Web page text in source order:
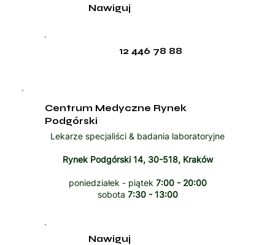
12 446 78 88
Nawiguj
Centrum Medyczne Rynek
Podgórski
Lekarze specjaliści & badania laboratoryjne
Rynek Podgórski 14, 30-518, Kraków
poniedziałek - piątek 7:00 - 20:00
sobota 7:30 - 13:00
Nawiguj